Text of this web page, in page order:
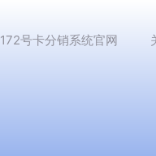
172号卡分销系统官网